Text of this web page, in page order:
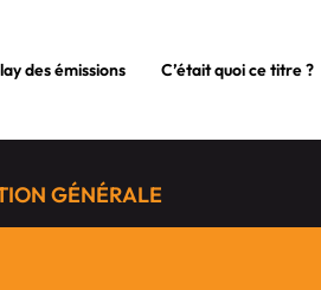
des émissions C’était quoi ce titre ?
GÉNÉRALE